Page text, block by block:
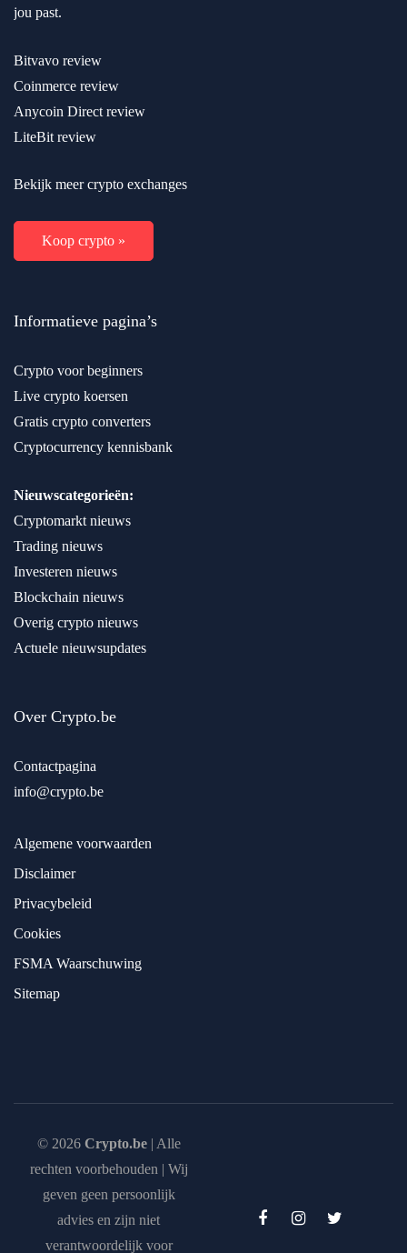
jou past.
Bitvavo review
Coinmerce review
Anycoin Direct review
LiteBit review
Bekijk meer crypto exchanges
Koop crypto »
Informatieve pagina’s
Crypto voor beginners
Live crypto koersen
Gratis crypto converters
Cryptocurrency kennisbank
Nieuwscategorieën:
Cryptomarkt nieuws
Trading nieuws
Investeren nieuws
Blockchain nieuws
Overig crypto nieuws
Actuele nieuwsupdates
Over Crypto.be
Contactpagina
info@crypto.be
Algemene voorwaarden
Disclaimer
Privacybeleid
Cookies
FSMA Waarschuwing
Sitemap
© 2026 Crypto.be| Alle
rechten voorbehouden | Wij
geven geen persoonlijk
advies en zijn niet
verantwoordelijk voor